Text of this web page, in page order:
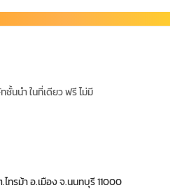
นนำ ในที่เดียว ฟรี ไม่มี
ทรม้า อ.เมือง จ.นนทบุรี 11000